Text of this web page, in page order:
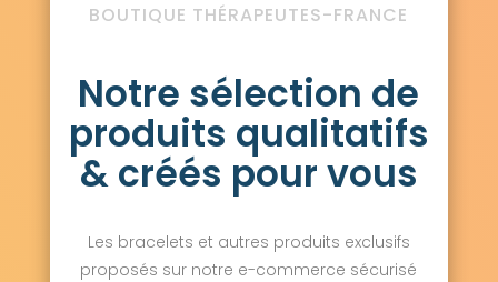
BOUTIQUE THÉRAPEUTES-FRANCE
Notre sélection de
produits qualitatifs
& créés pour vous
Les bracelets et autres produits exclusifs
proposés sur notre e-commerce sécurisé